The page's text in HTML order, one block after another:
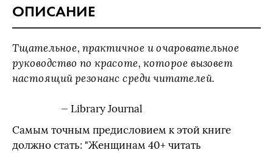
ОПИСАНИЕ
Тщательное, практичное и очаровательное
руководство по красоте, которое вызовет
настоящий резонанс среди читателей.
— Library Journal
Самым точным предисловием к этой книге
должно стать: "Женщинам 40+ читать